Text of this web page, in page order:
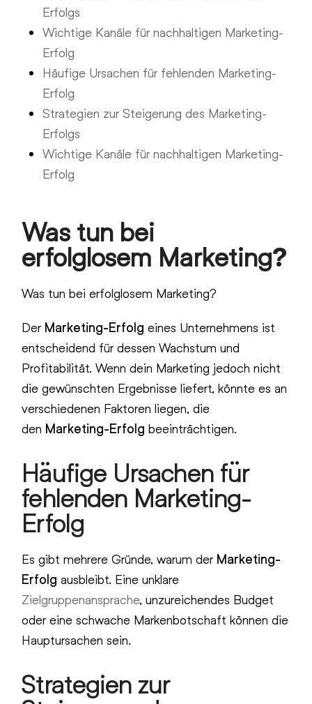
Erfolgs
Wichtige Kanäle für nachhaltigen Marketing-
Erfolg
Häufige Ursachen für fehlenden Marketing-
Erfolg
Strategien zur Steigerung des Marketing-
Erfolgs
Wichtige Kanäle für nachhaltigen Marketing-
Erfolg
Was tun bei
erfolglosem Marketing?
Was tun bei erfolglosem Marketing?
Der Marketing-Erfolg eines Unternehmens ist
entscheidend für dessen Wachstum und
Profitabilität. Wenn dein Marketing jedoch nicht
die gewünschten Ergebnisse liefert, könnte es an
verschiedenen Faktoren liegen, die
den Marketing-Erfolg beeinträchtigen.
Häufige Ursachen für
fehlenden Marketing-
Erfolg
Es gibt mehrere Gründe, warum der Marketing-
Erfolg ausbleibt. Eine unklare
Zielgruppenansprache, unzureichendes Budget
oder eine schwache Markenbotschaft können die
Hauptursachen sein.
Strategien zur